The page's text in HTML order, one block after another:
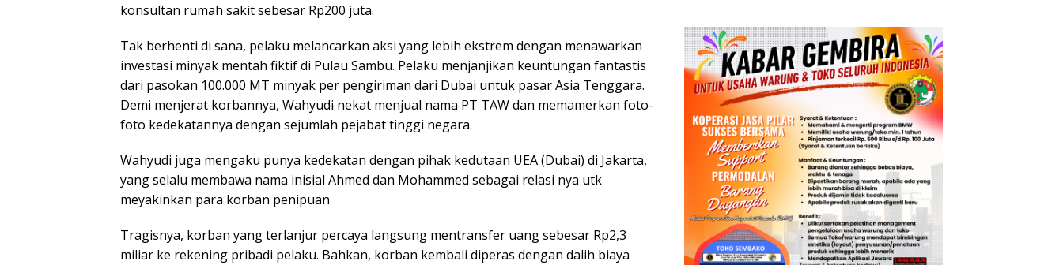
konsultan rumah sakit sebesar Rp200 juta.
Tak berhenti di sana, pelaku melancarkan aksi yang lebih ekstrem dengan menawarkan
investasi minyak mentah fiktif di Pulau Sambu. Pelaku menjanjikan keuntungan fantastis
dari pasokan 100.000 MT minyak per pengiriman dari Dubai untuk pasar Asia Tenggara.
Demi menjerat korbannya, Wahyudi nekat menjual nama PT TAW dan memamerkan foto-
foto kedekatannya dengan sejumlah pejabat tinggi negara.
Wahyudi juga mengaku punya kedekatan dengan pihak kedutaan UEA (Dubai) di Jakarta,
yang selalu membawa nama inisial Ahmed dan Mohammed sebagai relasi nya utk
meyakinkan para korban penipuan
Tragisnya, korban yang terlanjur percaya langsung mentransfer uang sebesar Rp2,3
miliar ke rekening pribadi pelaku. Bahkan, korban kembali diperas dengan dalih biaya
Laut yang Bersih